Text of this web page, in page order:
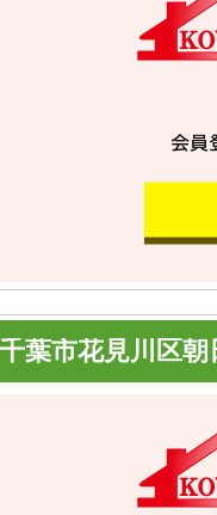
千葉市花見川区